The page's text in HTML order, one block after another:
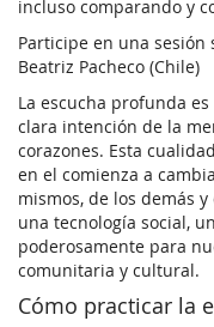
incluso comparando y
Participe en una sesión
Beatriz Pacheco (Chile)
La escucha profunda
clara intención de la
corazones. Esta
en el comienza a
mismos, de los demás
una tecnología social,
poderosamente para
comunitaria y cultural.
Cómo practicar la